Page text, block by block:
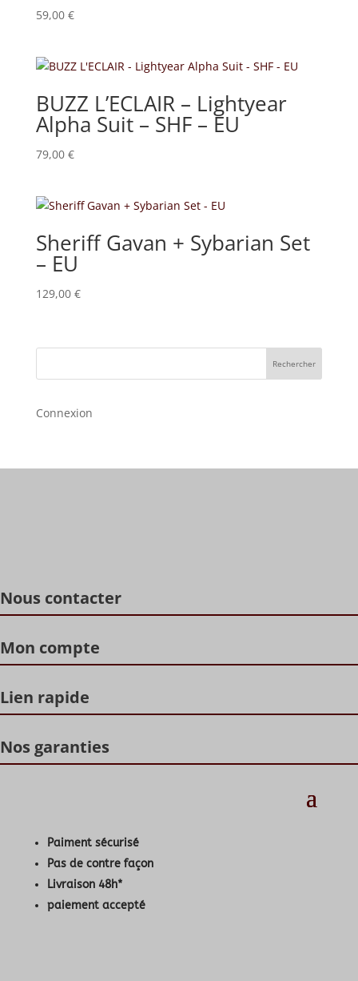
59,00 €
BUZZ L’ECLAIR – Lightyear
Alpha Suit – SHF – EU
79,00 €
Sheriff Gavan + Sybarian Set
– EU
129,00 €
Rechercher
Connexion
Nous contacter
Mon compte
Lien rapide
Nos garanties
Paiment sécurisé
Pas de contre façon
Livraison 48h*
paiement accepté